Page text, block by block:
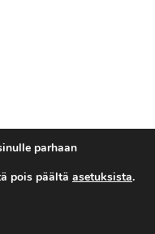
parhaan
pois päältä asetuksista.